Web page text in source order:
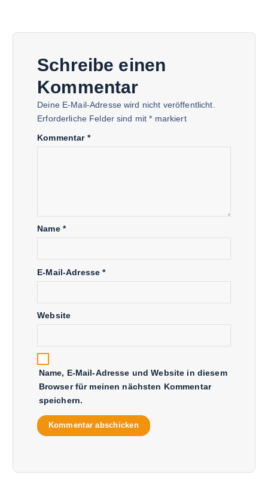
Schreibe einen
Kommentar
Deine E-Mail-Adresse wird nicht veröffentlicht.
Erforderliche Felder sind mit* markiert
Kommentar *
Name *
E-Mail-Adresse*
Website
Name, E-Mail-Adresse und Website in diesem
Browser für meinen nächsten Kommentar
speichern.